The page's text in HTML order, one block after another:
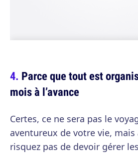
Parce que tout est
mois à l’avance
Certes, ce ne sera pas le
aventureux de votre vie,
risquez pas de devoir gérer